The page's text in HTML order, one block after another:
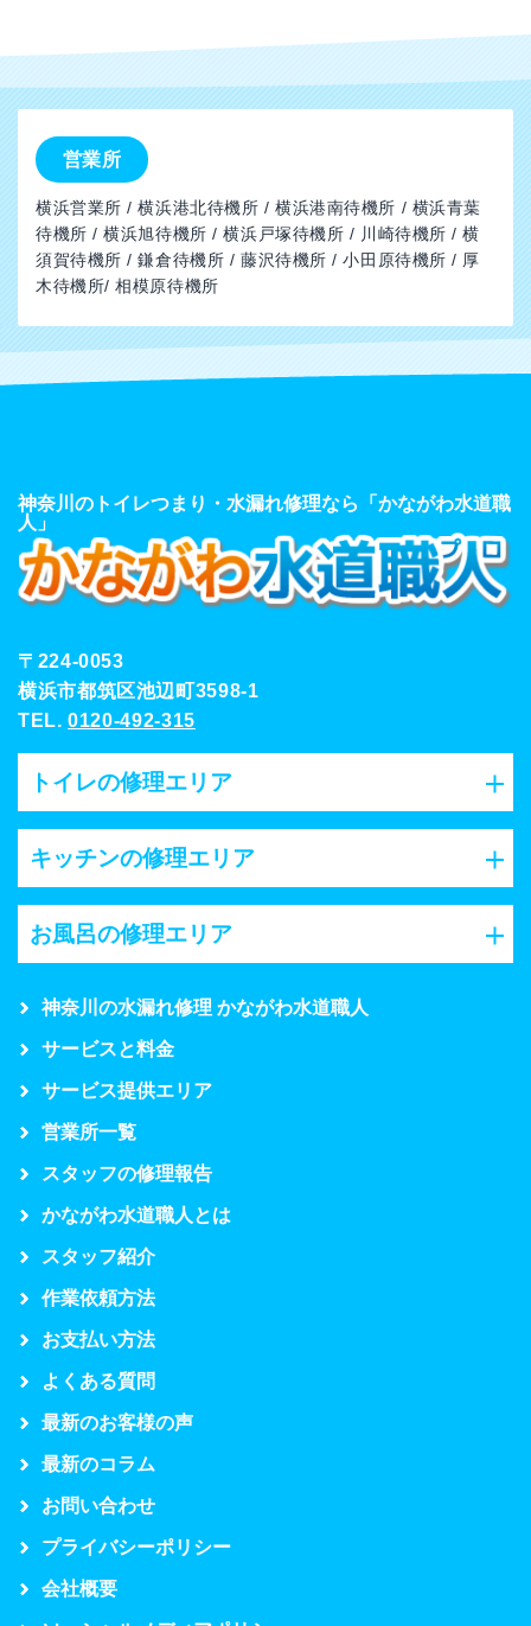
営業所
横浜営業所 / 横浜港北待機所 / 横浜港南待機所 / 横浜青葉
待機所 / 横浜旭待機所 / 横浜戸塚待機所 / 川崎待機所 / 横
須賀待機所 / 鎌倉待機所 / 藤沢待機所 / 小田原待機所 / 厚
木待機所/ 相模原待機所
神奈川のトイレつまり・水漏れ修理なら「かながわ水道職
人」
〒224-0053
横浜市都筑区池辺町3598-1
TEL.0120-492-315
トイレの修理エリア
キッチンの修理エリア
お風呂の修理エリア
神奈川の水漏れ修理 かながわ水道職人
サービスと料金
サービス提供エリア
営業所一覧
スタッフの修理報告
かながわ水道職人とは
スタッフ紹介
作業依頼方法
お支払い方法
よくある質問
最新のお客様の声
最新のコラム
お問い合わせ
プライバシーポリシー
会社概要